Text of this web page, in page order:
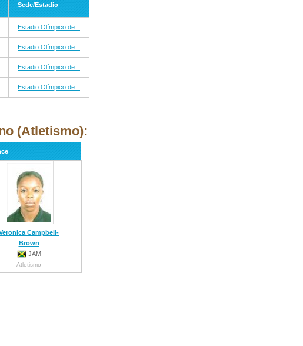
Sede/Estadio
Estadio Olímpico de...
Estadio Olímpico de...
Estadio Olímpico de...
Estadio Olímpico de...
(Atletismo):
Campbell-
Brown
JAM
Atletismo